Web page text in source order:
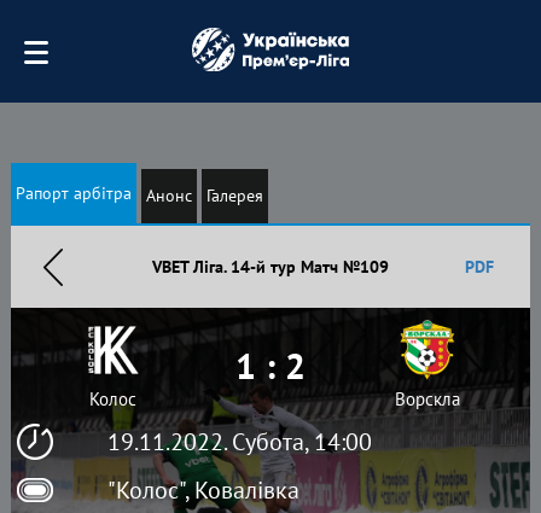
Рапорт арбітра Анонс Галерея
VBET Ліга. 14-й тур Матч №109 PDF
19.11.2022. Субота, 14:00
"Колос", Ковалівка
Колос
1 : 2
Ворскла